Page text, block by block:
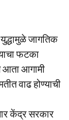
जागतिक
फटका
आगामी
वाढ होण्याची
केंद्र सरकार